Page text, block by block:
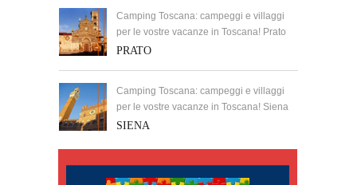
Camping Toscana: campeggi e villaggi
per le vostre vacanze in Toscana! Prato
PRATO
Camping Toscana: campeggi e villaggi
per le vostre vacanze in Toscana! Siena
SIENA